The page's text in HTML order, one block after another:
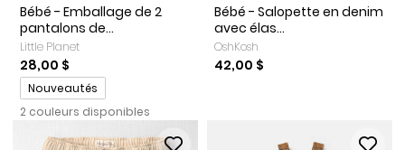
Bébé - Emballage de 2
pantalons de...
Little Planet
28,00 $
Promotions
Nouveautés
2 couleurs disponibles
Bébé - Salopette en denim
avec élas...
OshKosh
42,00 $